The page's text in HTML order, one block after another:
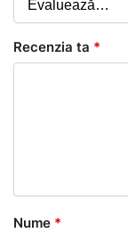
Recenzia ta *
Nume *